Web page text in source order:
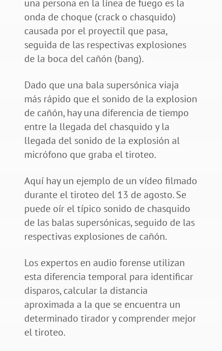
una persona en la línea de fuego es la
onda de choque (crack o chasquido)
causada por el proyectil que pasa,
seguida de las respectivas explosiones
de la boca del cañón (bang).
Dado que una bala supersónica viaja
más rápido que el sonido de la explosion
de cañón, hay una diferencia de tiempo
entre la llegada del chasquido y la
llegada del sonido de la explosión al
micrófono que graba el tiroteo.
Aquí hay un ejemplo de un vídeo filmado
durante el tiroteo del 13 de agosto. Se
puede oír el típico sonido de chasquido
de las balas supersónicas, seguido de las
respectivas explosiones de cañón.
Los expertos en audio forense utilizan
esta diferencia temporal para identificar
disparos, calcular la distancia
aproximada a la que se encuentra un
determinado tirador y comprender mejor
el tiroteo.